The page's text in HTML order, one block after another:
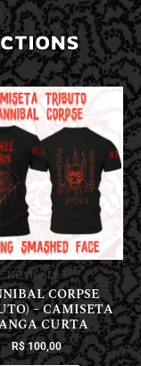
NOVIDADES
CORPSE
– CAMISETA
CURTA
R$100,00